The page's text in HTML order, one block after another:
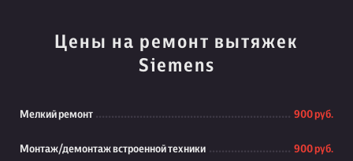
Цены на ремонт вытяжек
Siemens
Мелкий ремонт 900 руб.
Монтаж/демонтаж встроенной техники 900 руб.